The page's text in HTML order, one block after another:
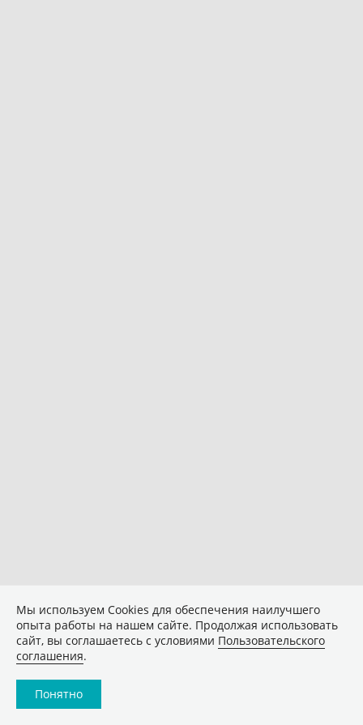
Мы используем Сookies для обеспечения наилучшего
опыта работы на нашем сайте. Продолжая использовать
сайт, вы соглашаетесь с условиями Пользовательского
соглашения.
Понятно